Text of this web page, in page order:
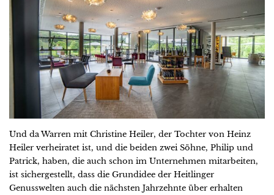
Und da Warren mit Christine Heiler, der Tochter von Heinz
Heiler verheiratet ist, und die beiden zwei Söhne, Philip und
Patrick, haben, die auch schon im Unternehmen mitarbeiten,
ist sichergestellt, dass die Grundidee der Heitlinger
Genusswelten auch die nächsten Jahrzehnte über erhalten